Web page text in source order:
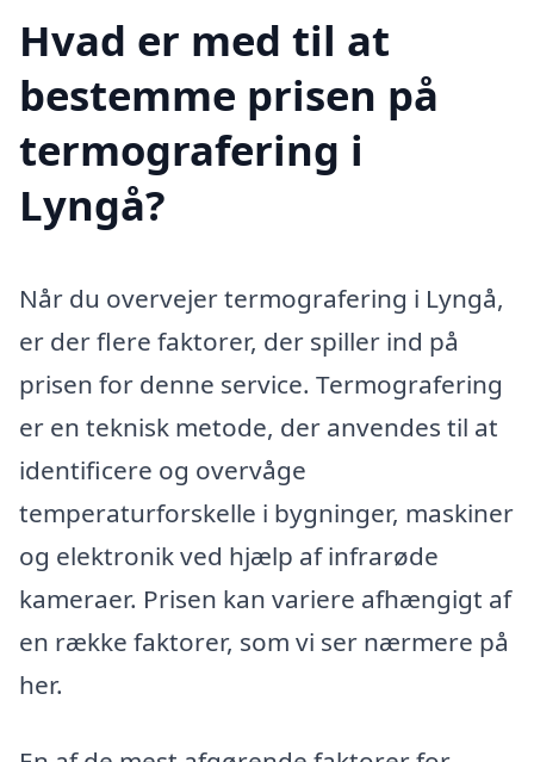
Hvad er med til at
bestemme prisen på
termografering i
Lyngå?
Når du overvejer termografering i Lyngå,
er der flere faktorer, der spiller ind på
prisen for denne service. Termografering
er en teknisk metode, der anvendes til at
identificere og overvåge
temperaturforskelle i bygninger, maskiner
og elektronik ved hjælp af infrarøde
kameraer. Prisen kan variere afhængigt af
en række faktorer, som vi ser nærmere på
her.